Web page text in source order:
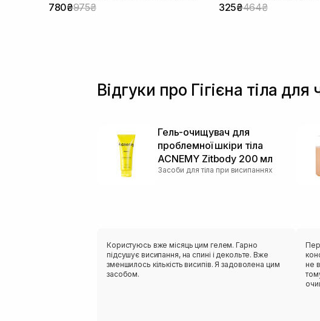
780₴975₴ 325₴464₴
Відгуки про Гігієна тіла
Гель-очищувач для
проблемної шкіри тіла
ACNEMY Zitbody 200 мл
Засоби для тіла при висипаннях
Користуюсь вже місяць цим гелем. Гарно
підсушує висипання, на спині і декольте. Вже
зменшилось кількість висипів. Я задоволена цим
засобом.
не
тому
очищає